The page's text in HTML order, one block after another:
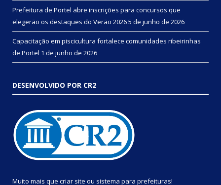
Prefeitura de Portel abre inscrições para concursos que
elegerão os destaques do Verão 20265 de junho de 2026
Capacitação em piscicultura fortalece comunidades ribeirinhas
de Portel 1 de junho de 2026
DESENVOLVIDO POR CR2
Muito mais que criar site ou sistema para prefeituras!